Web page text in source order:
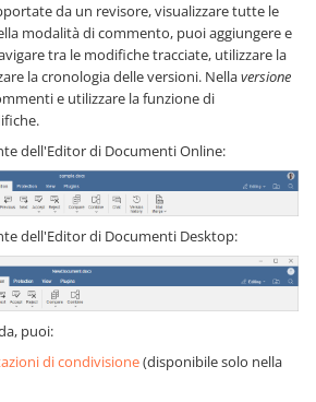
da un revisore, visualizzare tutte le
modalità di commento, puoi aggiungere e
tra le modifiche tracciate, utilizzare la
la cronologia delle versioni. Nellaversione
e utilizzare la funzione di
.
dell'Editor di Documenti Online:
dell'Editor di Documenti Desktop:
puoi:
di condivisione(disponibile solo nella